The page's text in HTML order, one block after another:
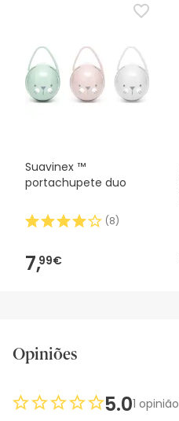
Suavinex ™
portachupete duo
(8)
7,99€
Opiniões
5.01 opinião